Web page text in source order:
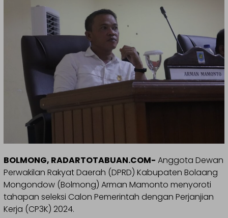
BOLMONG, RADARTOTABUAN.COM- Anggota Dewan
Perwakilan Rakyat Daerah (DPRD) Kabupaten Bolaang
Mongondow (Bolmong) Arman Mamonto menyoroti
tahapan seleksi Calon Pemerintah dengan Perjanjian
Kerja (CP3K) 2024.